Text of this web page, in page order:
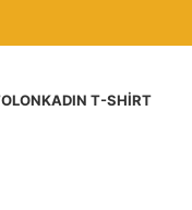
KADIN T-SHIRT